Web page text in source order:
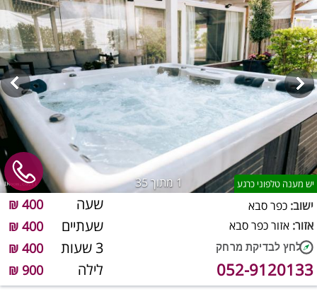
1 מתוך 35 יש מענה טלפוני כרגע
שעה 400 ₪
שעתיים 400 ₪
3 שעות 400 ₪
לילה 900 ₪
ישוב: כפר סבא
אזור: אזור כפר סבא
052-9120133